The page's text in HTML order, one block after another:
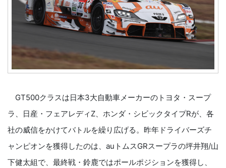
GT500クラスは日本3大自動車メーカーのトヨタ・スープ
ラ、日産・フェアレディZ、ホンダ・シビックタイプRが、各
社の威信をかけてバトルを繰り広げる。昨年ドライバーズチ
ャンピオンを獲得したのは、auトムスGRスープラの坪井翔/山
下健太組で、最終戦・鈴鹿ではポールポジションを獲得し、